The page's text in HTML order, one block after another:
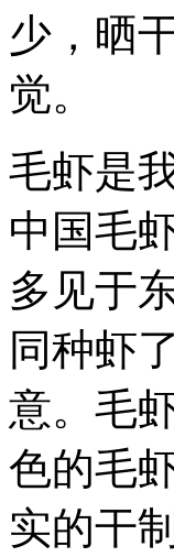
少，晒
觉。
毛虾是
中国毛
多见于
同种虾
意。毛
色的毛
实的干